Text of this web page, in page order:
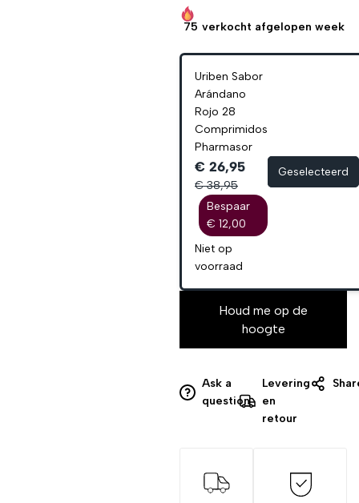
75 verkocht afgelopen week
Uriben Sabor
Arándano
Rojo 28
Comprimidos
Pharmasor
€ 26,95
€ 38,95
Bespaar
€ 12,00
Niet op
voorraad
Geselecteerd
Houd me op de
hoogte
Ask a
question
Levering
en
retour